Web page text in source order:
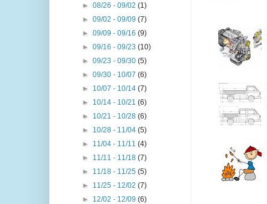
►08/26 - 09/02(1)
►09/02 - 09/09(7)
►09/09 - 09/16(9)
►09/16 - 09/23(10)
►09/23 - 09/30(5)
►09/30 - 10/07(6)
► 10/07 - 10/14(7)
► 10/14 - 10/21(6)
► 10/21 - 10/28(6)
► 10/28 - 11/04(5)
► 11/04 - 11/11(4)
► 11/11 - 11/18(7)
► 11/18 - 11/25(5)
► 11/25 - 12/02(7)
► 12/02 - 12/09(6)